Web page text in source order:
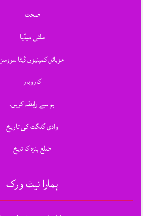
صحت
ملٹی میڈیا
موبائل کمپنیوں ڈیٹا سروسز
کاروبار
ہم سے رابطہ کریں.
وادی گلگت کی تاریخ
ضلع ہنزہ کا تایخ
ہمارا نیٹ ورک